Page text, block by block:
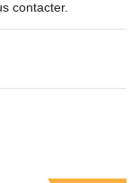
contacter.